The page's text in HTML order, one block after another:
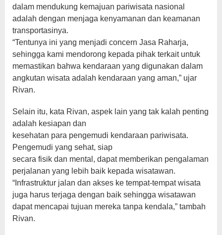
dalam mendukung kemajuan pariwisata nasional
adalah dengan menjaga kenyamanan dan keamanan
transportasinya.
“Tentunya ini yang menjadi concern Jasa Raharja,
sehingga kami mendorong kepada pihak terkait untuk
memastikan bahwa kendaraan yang digunakan dalam
angkutan wisata adalah kendaraan yang aman,” ujar
Rivan.
Selain itu, kata Rivan, aspek lain yang tak kalah penting
adalah kesiapan dan
kesehatan para pengemudi kendaraan pariwisata.
Pengemudi yang sehat, siap
secara fisik dan mental, dapat memberikan pengalaman
perjalanan yang lebih baik kepada wisatawan.
“Infrastruktur jalan dan akses ke tempat-tempat wisata
juga harus terjaga dengan baik sehingga wisatawan
dapat mencapai tujuan mereka tanpa kendala,” tambah
Rivan.